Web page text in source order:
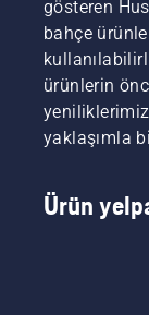
gösteren
bahçe
ürünlerin
yaklaşımla
Ürün